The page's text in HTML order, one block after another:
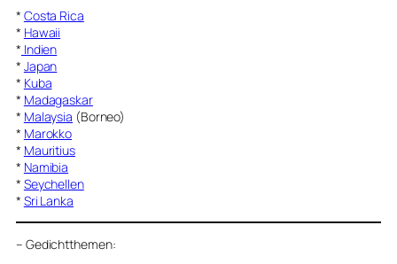
* Costa Rica
* Hawaii
* Indien
* Japan
* Kuba
* Madagaskar
* Malaysia (Borneo)
* Marokko
* Mauritius
* Namibia
* Seychellen
* Sri Lanka
– Gedichtthemen: